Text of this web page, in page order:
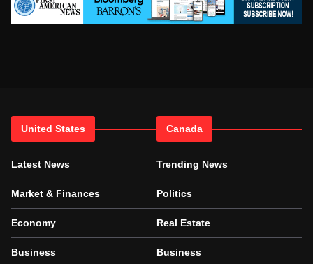
United States
Latest News
Market & Finances
Economy
Business
Canada
Trending News
Politics
Real Estate
Business